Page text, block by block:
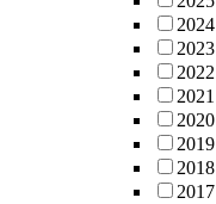
2024
2023
2022
2021
2020
2019
2018
2017